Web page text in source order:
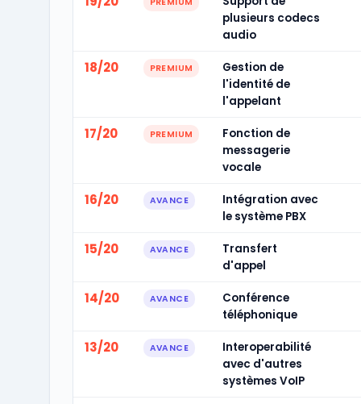
plusieurs codecs
audio
18/20 PREMIUM
Gestion de
l'identité de
l'appelant
17/20 PREMIUM
Fonction de
messagerie
vocale
16/20 AVANCE
Intégration avec
le système PBX
15/20 AVANCE
Transfert
d'appel
14/20 AVANCE
Conférence
téléphonique
13/20 AVANCE
Interoperabilité
avec d'autres
systèmes VoIP